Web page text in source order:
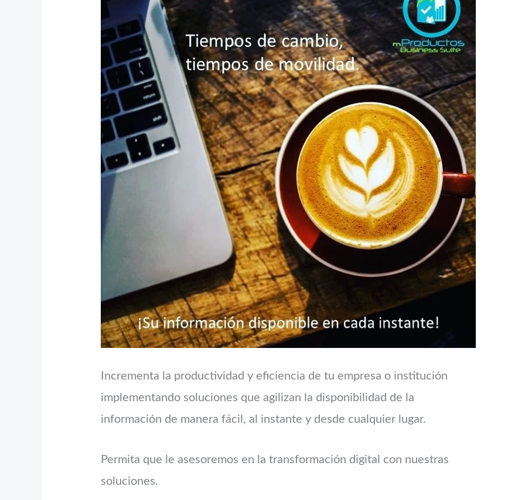
Incrementa la productividad y eficiencia de tu empresa o institución
implementando soluciones que agilizan la disponibilidad de la
información de manera fácil, al instante y desde cualquier lugar.
Permita que le asesoremos en la transformación digital con nuestras
soluciones.